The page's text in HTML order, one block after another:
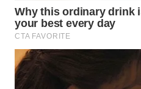
WN
PURWAKARTA
PRIANGAN